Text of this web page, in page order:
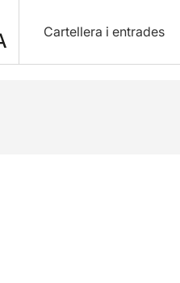
Cartellera i entrades